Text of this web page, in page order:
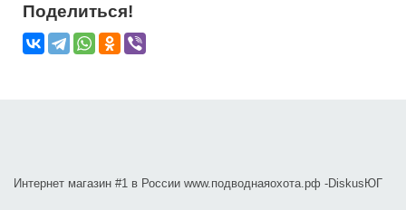
Поделиться!
Интернет магазин #1 в России www.подводнаяохота.рф -DiskusЮГ